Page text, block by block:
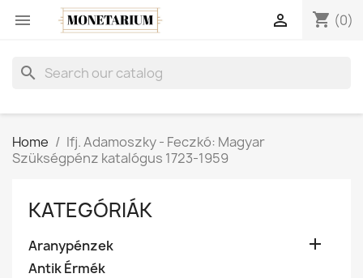
 shopping_cart (0)

search
Home
Ifj. Adamoszky - Feczkó: Magyar
Szükségpénz katalógus 1723-1959
KATEGÓRIÁK
Aranypénzek 
Antik Érmék